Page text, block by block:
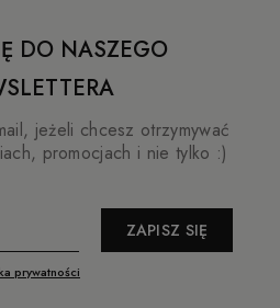
DO NASZEGO
jeżeli chcesz otrzymywać
promocjach i nie tylko :)
ZAPISZ SIĘ
prywatności